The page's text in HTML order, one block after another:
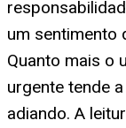
um sentimento
Quanto mais o
urgente tende
adiando. A